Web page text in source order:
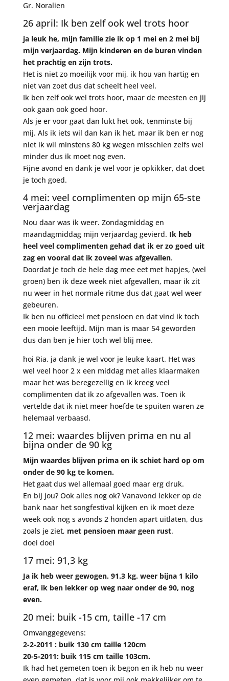
Gr. Noralien
26 april: Ik ben zelf ook wel trots hoor
ja leuk he, mijn familie zie ik op 1 mei en 2 mei bij
mijn verjaardag. Mijn kinderen en de buren vinden
het prachtig en zijn trots.
Het is niet zo moeilijk voor mij, ik hou van hartig en
niet van zoet dus dat scheelt heel veel.
Ik ben zelf ook wel trots hoor, maar de meesten en jij
ook gaan ook goed hoor.
Als je er voor gaat dan lukt het ook, tenminste bij
mij. Als ik iets wil dan kan ik het, maar ik ben er nog
niet ik wil minstens 80 kg wegen misschien zelfs wel
minder dus ik moet nog even.
Fijne avond en dank je wel voor je opkikker, dat doet
je toch goed.
4 mei: veel complimenten op mijn 65-ste
verjaardag
Nou daar was ik weer. Zondagmiddag en
maandagmiddag mijn verjaardag gevierd. Ik heb
heel veel complimenten gehad dat ik er zo goed uit
zag en vooral dat ik zoveel was afgevallen.
Doordat je toch de hele dag mee eet met hapjes, (wel
groen) ben ik deze week niet afgevallen, maar ik zit
nu weer in het normale ritme dus dat gaat wel weer
gebeuren.
Ik ben nu officieel met pensioen en dat vind ik toch
een mooie leeftijd. Mijn man is maar 54 geworden
dus dan ben je hier toch wel blij mee.
hoi Ria, ja dank je wel voor je leuke kaart. Het was
wel veel hoor 2 x een middag met alles klaarmaken
maar het was beregezellig en ik kreeg veel
complimenten dat ik zo afgevallen was. Toen ik
vertelde dat ik niet meer hoefde te spuiten waren ze
helemaal verbaasd.
12 mei: waardes blijven prima en nu al
bijna onder de 90 kg
Mijn waardes blijven prima en ik schiet hard op om
onder de 90 kg te komen.
Het gaat dus wel allemaal goed maar erg druk.
En bij jou? Ook alles nog ok? Vanavond lekker op de
bank naar het songfestival kijken en ik moet deze
week ook nog s avonds 2 honden apart uitlaten, dus
zoals je ziet, met pensioen maar geen rust.
doei doei
17 mei: 91,3 kg
Ja ik heb weer gewogen. 91.3 kg. weer bijna 1 kilo
eraf, ik ben lekker op weg naar onder de 90, nog
even.
20 mei: buik -15 cm, taille -17 cm
Omvanggegevens:
2-2-2011 : buik 130 cm taille 120cm
20-5-2011: buik 115 cm taille 103cm.
Ik had het gemeten toen ik begon en ik heb nu weer